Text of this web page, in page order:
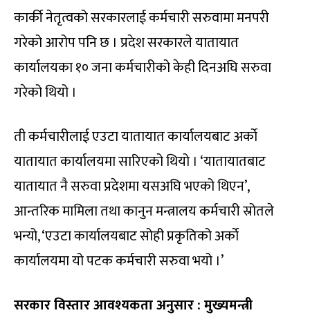
कार्की नेतृत्वको सरकारलाई कर्मचारी सरुवामा मनपरी
गरेको आरोप पनि छ । प्रदेश सरकारले यातायात
कार्यालयका १० जना कर्मचारीको केही दिनअघि सरुवा
गरेको थियो ।
ती कर्मचारीलाई एउटा यातायात कार्यालयबाट अर्काे
यातायात कार्यालयमा सारिएको थियो । ‘यातायातबाट
यातायात नै सरुवा प्रदेशमा यसअघि भएको थिएन’,
आन्तरिक मामिला तथा कानुन मन्त्रालय कर्मचारी स्रोतले
भन्यो, ‘एउटा कार्यालयबाट सोही प्रकृतिको अर्काे
कार्यालयमा यो पटक कर्मचारी सरुवा भयो ।’
सरकार विस्तार आवश्यकता अनुसार : मुख्यमन्त्री